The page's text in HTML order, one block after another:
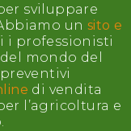
sviluppare
un sito e
i professionisti
mondo del
di vendita
l’agricoltura e